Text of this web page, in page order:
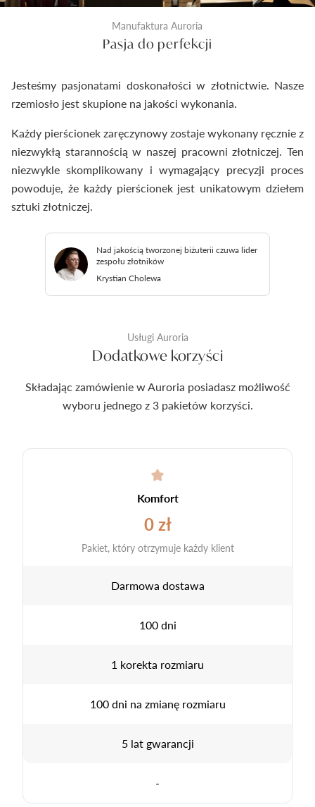
Manufaktura Auroria
Pasja do perfekcji
Jesteśmy pasjonatami doskonałości w złotnictwie. Nasze
rzemiosło jest skupione na jakości wykonania.
Każdy pierścionek zaręczynowy zostaje wykonany ręcznie z
niezwykłą starannością w naszej pracowni złotniczej. Ten
niezwykle skomplikowany i wymagający precyzji proces
powoduje, że każdy pierścionek jest unikatowym dziełem
sztuki złotniczej.
Nad jakością tworzonej biżuterii czuwa lider
zespołu złotników
Krystian Cholewa
Usługi Auroria
Dodatkowe korzyści
Składając zamówienie w Auroria posiadasz możliwość
wyboru jednego z 3 pakietów korzyści.
Komfort
0 zł
Pakiet, który otrzymuje każdy klient
Darmowa dostawa
100 dni
1 korekta rozmiaru
100 dni na zmianę rozmiaru
5 lat gwarancji
-